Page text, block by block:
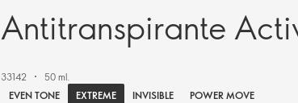
Antitranspirante
33142
50 ml.
EVEN TONE
EXTREME INVISIBLE POWER MOVE